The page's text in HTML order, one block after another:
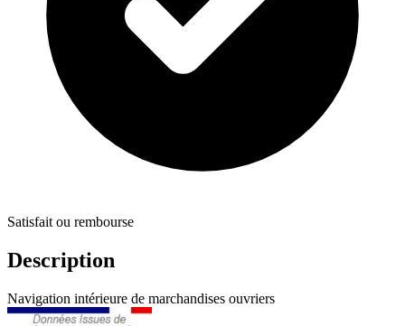
Satisfait ou rembourse
Description
Navigation intérieure de marchandises ouvriers